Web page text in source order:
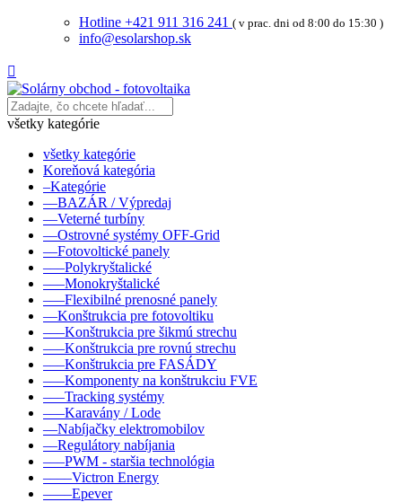
Hotline +421 911 316 241 ( v prac. dni od 8:00 do 15:30 )
info@esolarshop.sk

všetky kategórie
všetky kategórie
Koreňová kategória
–Kategórie
––BAZÁR / Výpredaj
––Veterné turbíny
––Ostrovné systémy OFF-Grid
––Fotovoltické panely
–––Polykryštalické
–––Monokryštalické
–––Flexibilné prenosné panely
––Konštrukcia pre fotovoltiku
–––Konštrukcia pre šikmú strechu
–––Konštrukcia pre rovnú strechu
–––Konštrukcia pre FASÁDY
–––Komponenty na konštrukciu FVE
–––Tracking systémy
–––Karavány / Lode
––Nabíjačky elektromobilov
––Regulátory nabíjania
–––PWM - staršia technológia
––––Victron Energy
––––Epever